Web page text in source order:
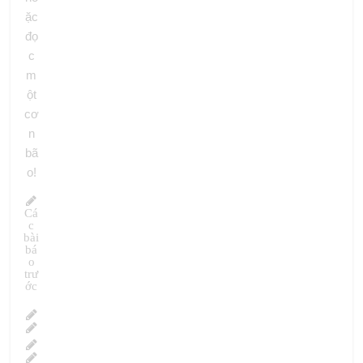
ặc
đọ
c
m
ột
cơ
n
bã
o!
Cá
c
bài
bá
o
trư
ớc